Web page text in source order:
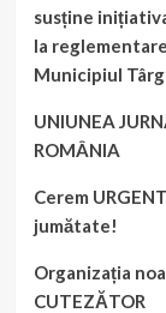
susține
la
Municipiul
UNIUNEA
ROMÂNIA
Cerem
jumătate!
Organizația
CUTEZĂTOR